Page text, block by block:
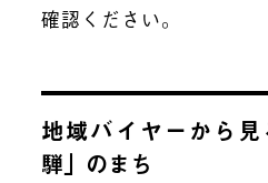
確認ください。
地域バイヤーから
騨」のまち